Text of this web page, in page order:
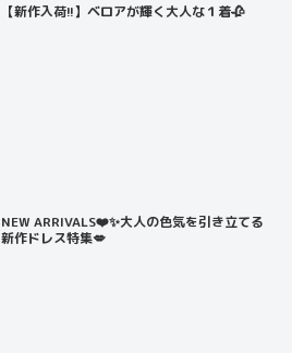
【新作入荷!!】ベロアが輝く大人な１着🥀
NEW ARRIVALS❤️✨大人の色気を引き立てる
新作ドレス特集💋